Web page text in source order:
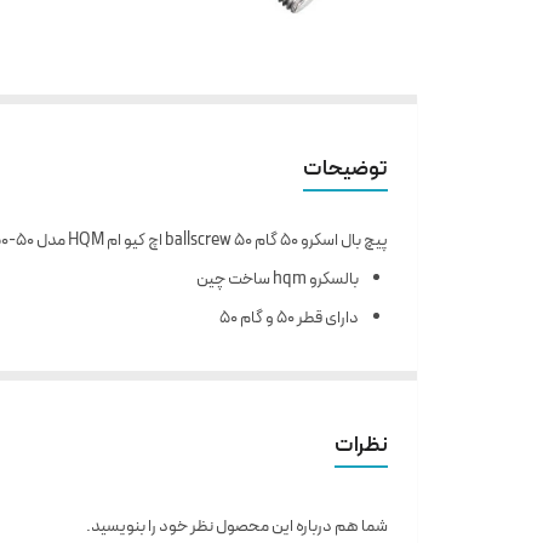
توضیحات
پیچ بال اسکرو 50 گام 50 ballscrew اچ کیو ام HQM مدل SFE-50-50 شش متر و 30 سانتی (اورجینال وارداتی)
بالسکرو hqm ساخت چین
دارای قطر 50 و گام 50
نیروی راه اندازی و تعادل بار در تمامی جهات به صورت
روانکاری آسان و قابلیت تعویض بالا
نظرات
شما هم درباره این محصول نظر خود را بنویسید.